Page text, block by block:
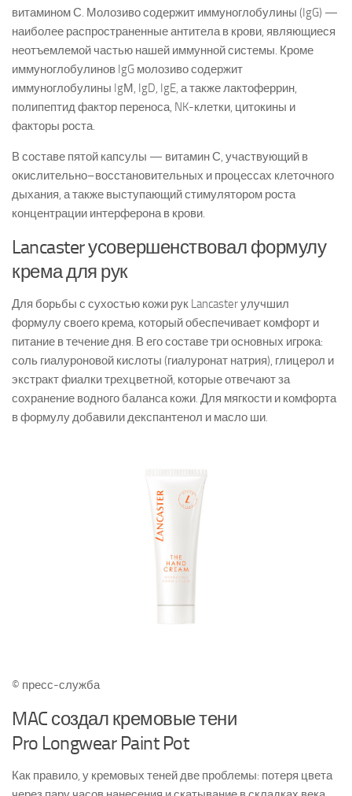
витамином С. Молозиво содержит иммуноглобулины (IgG) —
наиболее распространенные антитела в крови, являющиеся
неотъемлемой частью нашей иммунной системы. Кроме
иммуноглобулинов IgG молозиво содержит
иммуноглобулины IgМ, IgD, IgE, а также лактоферрин,
полипептид фактор переноса, NK-клетки, цитокины и
факторы роста.
В составе пятой капсулы — витамин С, участвующий в
окислительно–восстановительных и процессах клеточного
дыхания, а также выступающий стимулятором роста
концентрации интерферона в крови.
Lancaster усовершенствовал формулу
крема для рук
Для борьбы с сухостью кожи рук Lancaster улучшил
формулу своего крема, который обеспечивает комфорт и
питание в течение дня. В его составе три основных игрока:
соль гиалуроновой кислоты (гиалуронат натрия), глицерол и
экстракт фиалки трехцветной, которые отвечают за
сохранение водного баланса кожи. Для мягкости и комфорта
в формулу добавили декспантенол и масло ши.
© пресс-служба
MAC создал кремовые тени
Pro Longwear Paint Pot
Как правило, у кремовых теней две проблемы: потеря цвета